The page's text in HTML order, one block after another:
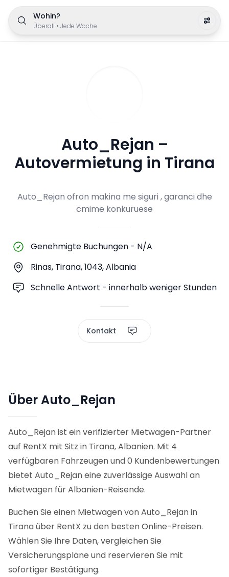
Wohin?
Überall • Jede Woche
Auto_Rejan –
Autovermietung in Tirana
Auto_Rejan ofron makina me siguri , garanci dhe
cmime konkuruese
Genehmigte Buchungen - N/A
Rinas, Tirana, 1043, Albania
Schnelle Antwort - innerhalb weniger Stunden
Kontakt
Über Auto_Rejan
Auto_Rejan ist ein verifizierter Mietwagen-Partner
auf RentX mit Sitz in Tirana, Albanien. Mit 4
verfügbaren Fahrzeugen und 0 Kundenbewertungen
bietet Auto_Rejan eine zuverlässige Auswahl an
Mietwagen für Albanien-Reisende.
Buchen Sie einen Mietwagen von Auto_Rejan in
Tirana über RentX zu den besten Online-Preisen.
Wählen Sie Ihre Daten, vergleichen Sie
Versicherungspläne und reservieren Sie mit
sofortiger Bestätigung.